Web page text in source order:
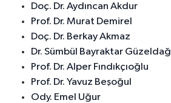
Doç. Dr. Aydıncan Akdur
Prof. Dr. Murat Demirel
Doç. Dr. Berkay Akmaz
Dr. Sümbül Bayraktar Güzeldağ
Prof. Dr. Alper Fındıkçıoğlu
Prof. Dr. Yavuz Beşoğul
Ody. Emel Uğur